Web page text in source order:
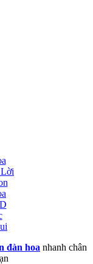
đàn hoa nhanh chân